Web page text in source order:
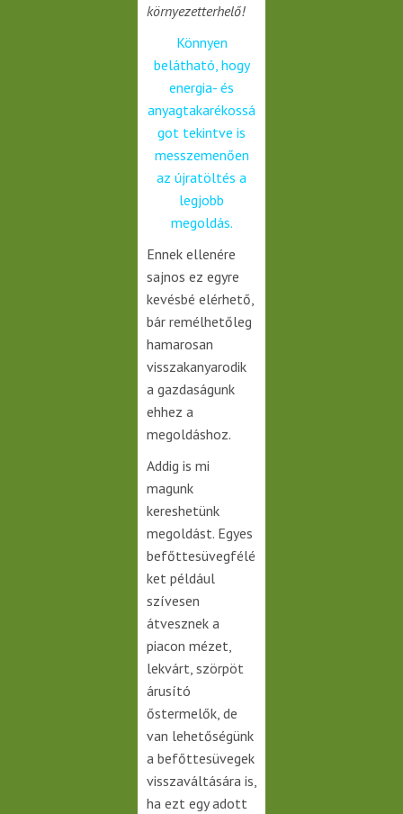
környezetterhelő!
Könnyen
belátható, hogy
energia- és
anyagtakarékossá
got tekintve is
messzemenően
az újratöltés a
legjobb
megoldás.
Ennek ellenére
sajnos ez egyre
kevésbé elérhető,
bár remélhetőleg
hamarosan
visszakanyarodik
a gazdaságunk
ehhez a
megoldáshoz.
Addig is mi
magunk
kereshetünk
megoldást. Egyes
befőttesüvegfélé
ket például
szívesen
átvesznek a
piacon mézet,
lekvárt, szörpöt
árusító
őstermelők, de
van lehetőségünk
a befőttesüvegek
visszaváltására is,
ha ezt egy adott